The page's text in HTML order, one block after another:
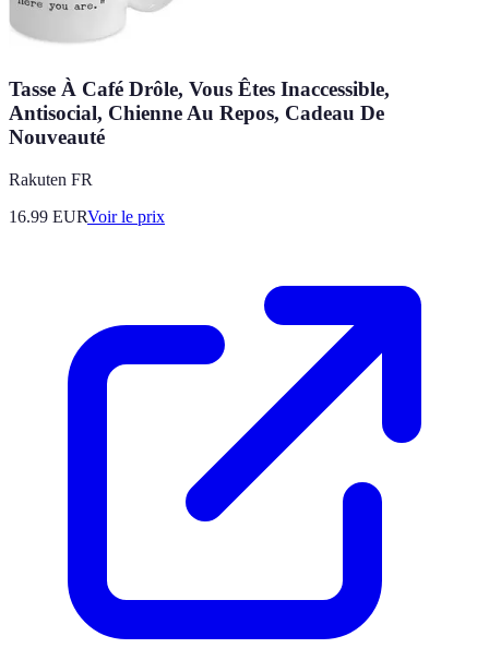
Tasse À Café Drôle, Vous Êtes Inaccessible,
Antisocial, Chienne Au Repos, Cadeau De
Nouveauté
Rakuten FR
16.99 EURVoir le prix